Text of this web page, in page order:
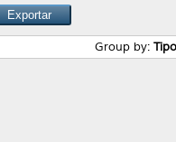
Group by: